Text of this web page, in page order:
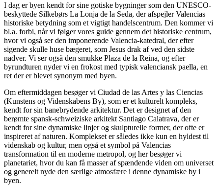
I dag er byen kendt for sine gotiske bygninger som den UNESCO-
beskyttede Silkebørs La Lonja de la Seda, der afspejler Valencias
historiske betydning som et vigtigt handelscentrum. Den kommer vi
bl.a. forbi, når vi følger vores guide gennem det historiske centrum,
hvor vi også ser den imponerende Valencia-katedral, der efter
sigende skulle huse bægeret, som Jesus drak af ved den sidste
nadver. Vi ser også den smukke Plaza de la Reina, og efter
byrundturen nyder vi en frokost med typisk valenciansk paella, en
ret der er blevet synonym med byen.
Om eftermiddagen besøger vi Ciudad de las Artes y las Ciencias
(Kunstens og Videnskabens By), som er et kulturelt kompleks,
kendt for sin banebrydende arkitektur. Det er designet af den
berømte spansk-schweiziske arkitekt Santiago Calatrava, der er
kendt for sine dynamiske linjer og skulpturelle former, der ofte er
inspireret af naturen. Komplekset er således ikke kun en hyldest til
videnskab og kultur, men også et symbol på Valencias
transformation til en moderne metropol, og her besøger vi
planetariet, hvor du kan få masser af spændende viden om universet
og generelt nyde den særlige atmosfære i denne dynamiske by i
byen.